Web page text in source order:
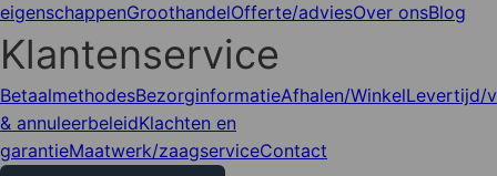
eigenschappenGroothandelOfferte/adviesOver onsBlog
Klantenservice
BetaalmethodesBezorginformatieAfhalen/WinkelLevertijd/
& annuleerbeleidKlachten en
garantieMaatwerk/zaagserviceContact